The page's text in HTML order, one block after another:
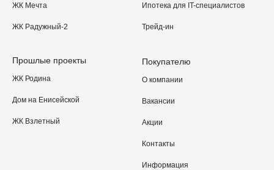
ЖК Мечта
ЖК Радужный-2
Прошлые проекты
ЖК Родина
Дом на Енисейской
ЖК Взлетный
Ипотека для IT-специалистов
Трейд-ин
Покупателю
О компании
Вакансии
Акции
Контакты
Информация